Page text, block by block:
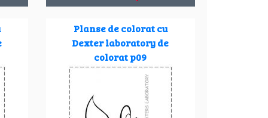
Planse de colorat cu
Dexter laboratory de
colorat p09